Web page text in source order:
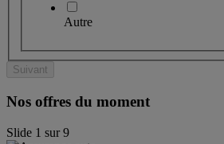
Autre
Suivant
Nos offres du moment
Slide 1 sur9